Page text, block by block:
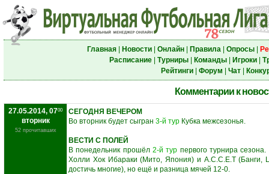
Главная| Новости| Онлайн| Правила| Опросы|
Расписание| Турниры| Команды| Игроки|
Рейтинги| Форум Чат|
Комментарии к
27.05.2014, 0700
вторник
52 прочитавших
СЕГОДНЯ ВЕЧЕРОМ
Во вторник будет сыгран 3-й тур Кубка межсезонья.
ВЕСТИ С ПОЛЕЙ
В понедельник прошёл 2-й тур первого турнира
Холли Хок Ибараки (Мито, Япония) и А.С.С.Е.Т (Банги,
достичь многие), но ещё и разница мячей 12-0.